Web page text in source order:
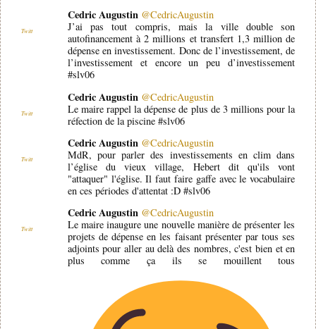
Twitt
Cedric Augustin @CedricAugustin
J’ai pas tout compris, mais la ville double son
autofinancement à 2 millions et transfert 1,3 million de
dépense en investissement. Donc de l’investissement, de
l’investissement et encore un peu d’investissement
#slv06
Twitt
Cedric Augustin @CedricAugustin
Le maire rappel la dépense de plus de 3 millions pour la
réfection de la piscine #slv06
Twitt
Cedric Augustin @CedricAugustin
MdR, pour parler des investissements en clim dans
l’église du vieux village, Hebert dit qu'ils vont
"attaquer" l'église. Il faut faire gaffe avec le vocabulaire
en ces périodes d'attentat :D #slv06
Twitt
Cedric Augustin @CedricAugustin
Le maire inaugure une nouvelle manière de présenter les
projets de dépense en les faisant présenter par tous ses
adjoints pour aller au delà des nombres, c'est bien et en
plus comme ça ils se mouillent tous